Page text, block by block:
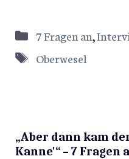
Kategorien
7 Fragen an,
Schlagwörter
Oberwesel
„Aber dann kam
Kanne'“ – 7 Fragen